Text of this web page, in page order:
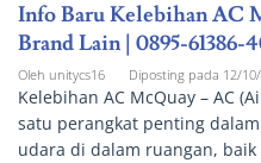
Info Baru Kelebihan AC
Brand Lain | 0895-61386-
Oleh unitycs16 Diposting pada 12/
Kelebihan AC McQuay – AC
satu perangkat penting
udara di dalam ruangan,